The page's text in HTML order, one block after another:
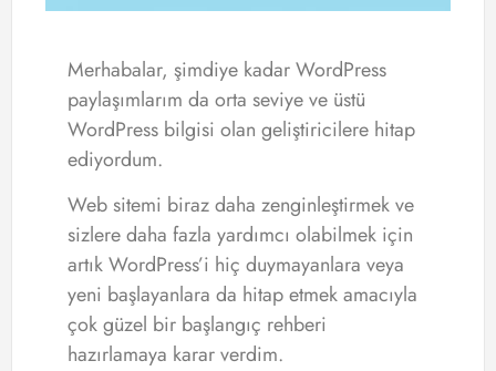
Merhabalar, şimdiye kadar WordPress
paylaşımlarım da orta seviye ve üstü
WordPress bilgisi olan geliştiricilere hitap
ediyordum.
Web sitemi biraz daha zenginleştirmek ve
sizlere daha fazla yardımcı olabilmek için
artık WordPress’i hiç duymayanlara veya
yeni başlayanlara da hitap etmek amacıyla
çok güzel bir başlangıç rehberi
hazırlamaya karar verdim.